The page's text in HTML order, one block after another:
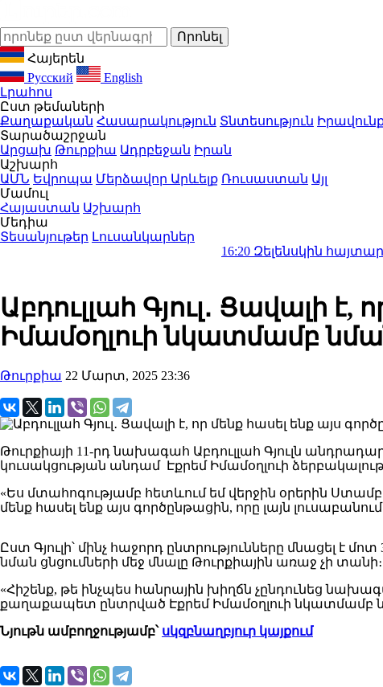
Հայերեն
Русский
English
Լրահոս
Ըստ թեմաների
Քաղաքական Հասարակություն Տնտեսություն
Տարածաշրջան
Արցախ Թուրքիա Ադրբեջան Իրան
Աշխարհ
ԱՄՆ Եվրոպա Մերձավոր Արևելք Ռուսաստան Այլ
Մամուլ
Հայաստան Աշխարհ
Մեդիա
Տեսանյութեր Լուսանկարներ
Զելենսկին հայտարարել է,
Աբդուլլահ Գյուլ․ Ցավալի
Իմամօղլուի նկատմամբ
Թուրքիա 22 Մարտ, 2025 23:36
Թուրքիայի 11-րդ նախագահ Աբդուլլահ Գյուլն
կուսակցության անդամ Էքրեմ Իմամօղլուի
«Ես մտահոգությամբ հետևում եմ վերջին օրերին
մենք հասել ենք այս գործընթացին, որը լայն
Ըստ Գյուլի՝ մինչ հաջորդ ընտրությունները մնացել
նման ցնցումների մեջ մնալը Թուրքիային առաջ չի տանի։
«Հիշենք, թե ինչպես հանրային խիղճն չընդունեց
քաղաքապետ ընտրված Էքրեմ Իմամօղլուի նկատմամբ
Նյութն ամբողջությամբ՝ սկզբնաղբյուր կայքում